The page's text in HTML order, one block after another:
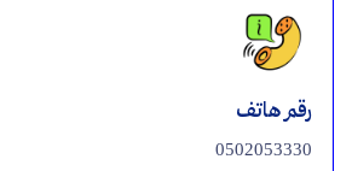
رقم هاتف
0502053330